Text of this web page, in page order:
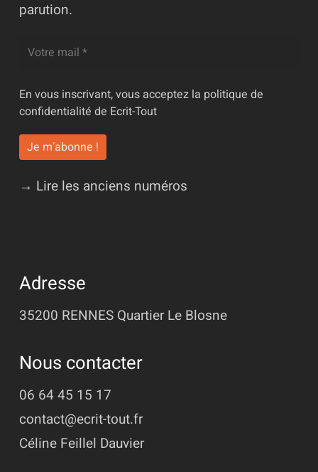
parution.
En vous inscrivant, vous acceptez la politique de
confidentialité de Ecrit-Tout
→ Lire les anciens numéros
Adresse
35200 RENNES Quartier Le Blosne
Nous contacter
06 64 45 15 17
contact@ecrit-tout.fr
Céline Feillel Dauvier